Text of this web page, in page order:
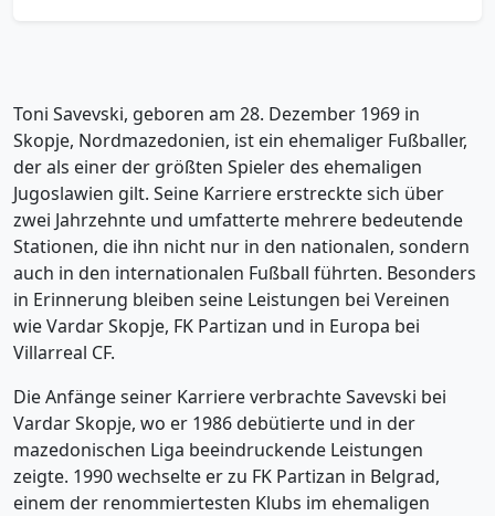
Toni Savevski, geboren am 28. Dezember 1969 in
Skopje, Nordmazedonien, ist ein ehemaliger Fußballer,
der als einer der größten Spieler des ehemaligen
Jugoslawien gilt. Seine Karriere erstreckte sich über
zwei Jahrzehnte und umfatterte mehrere bedeutende
Stationen, die ihn nicht nur in den nationalen, sondern
auch in den internationalen Fußball führten. Besonders
in Erinnerung bleiben seine Leistungen bei Vereinen
wie Vardar Skopje, FK Partizan und in Europa bei
Villarreal CF.
Die Anfänge seiner Karriere verbrachte Savevski bei
Vardar Skopje, wo er 1986 debütierte und in der
mazedonischen Liga beeindruckende Leistungen
zeigte. 1990 wechselte er zu FK Partizan in Belgrad,
einem der renommiertesten Klubs im ehemaligen